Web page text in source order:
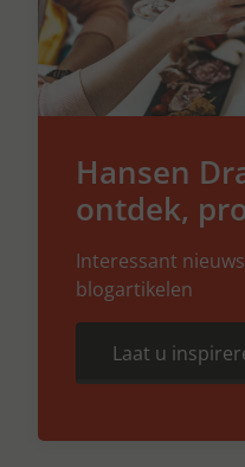
Hansen
ontdek,
Interessant
blogartikelen
Laat u